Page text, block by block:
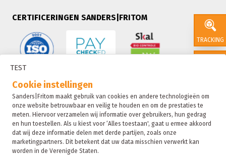
TEST
Cookie instellingen
Sanders|Fritom maakt gebruik van cookies en andere technologieën om
onze website betrouwbaar en veilig te houden en om de prestaties te
meten. Hiervoor verzamelen wij informatie over gebruikers, hun gedrag
en hun toestellen. Als u kiest voor ‘Alles toestaan', gaat u ermee akkoord
dat wij deze informatie delen met derde partijen, zoals onze
marketingpartners. Dit betekent dat uw data misschien verwerkt kan
worden in de Verenigde Staten.
TRACKING
SALES
CERTIFICERINGEN SANDERS|FRITOM